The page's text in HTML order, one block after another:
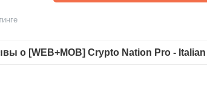
о [WEB+MOB] Crypto Nation Pro - Italian